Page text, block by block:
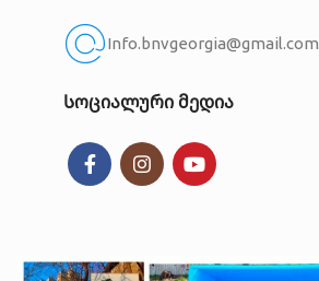
Info.bnvgeorgia@gmail.com
Სოციალური მედია